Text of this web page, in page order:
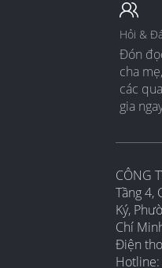
Hỏi &
Đón
cha
các
gia
CÔNG
Tầng 4,
Ký,
Chí
Điện